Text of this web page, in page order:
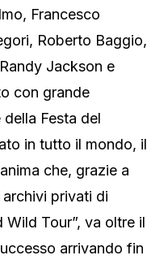
Francesco
Roberto Baggio,
Jackson e
con grande
Festa del
in tutto il mondo, il
che, grazie a
privati di
Wild Tour”, va oltre il
arrivando fin